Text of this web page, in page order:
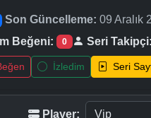
Son Güncelleme: 09 Aralık
Beğeni: 0 Seri Takipçi:
İzledim Seri
Player: